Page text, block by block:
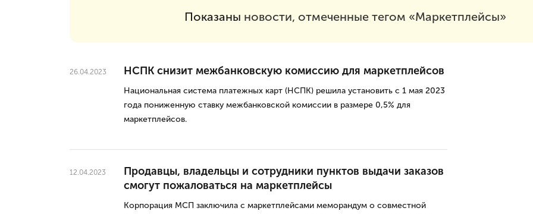
Показаны новости, отмеченные тегом «Маркетплейсы»
26.04.2023 НСПК снизит межбанковскую комиссию для маркетплейсов
Национальная система платежных карт (НСПК) решила установить с 1 мая 2023
года пониженную ставку межбанковской комиссии в размере 0,5% для
маркетплейсов.
12.04.2023
Продавцы, владельцы и сотрудники пунктов выдачи заказов
смогут пожаловаться на маркетплейсы
Корпорация МСП заключила с маркетплейсами меморандум о совместной